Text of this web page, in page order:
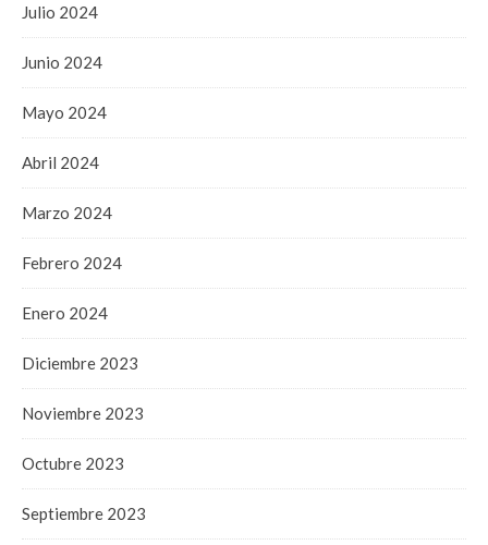
Julio 2024
Junio 2024
Mayo 2024
Abril 2024
Marzo 2024
Febrero 2024
Enero 2024
Diciembre 2023
Noviembre 2023
Octubre 2023
Septiembre 2023